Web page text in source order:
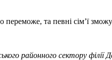
та певні сім’ї
районного сектору